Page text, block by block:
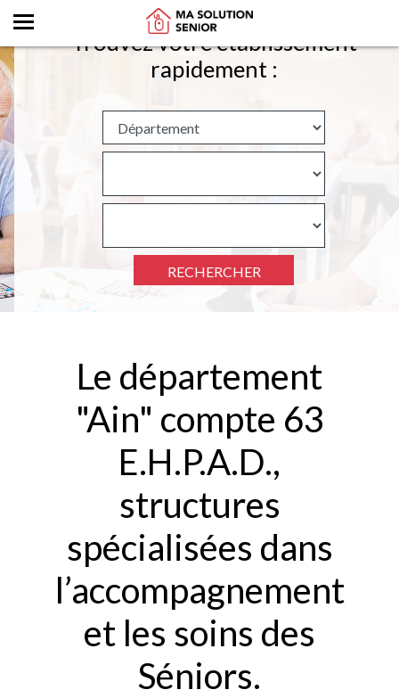
Trouvez votre établissement
rapidement :
RECHERCHER
Le département
"Ain" compte 63
E.H.P.A.D.,
structures
spécialisées dans
l’accompagnement
et les soins des
Séniors.